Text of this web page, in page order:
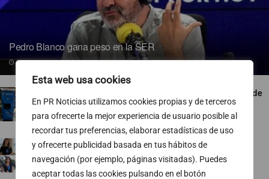
Esta web usa cookies
En PR Noticias utilizamos cookies propias y de terceros
para ofrecerte la mejor experiencia de usuario posible al
recordar tus preferencias, elaborar estadísticas de uso
y ofrecerte publicidad basada en tus hábitos de
navegación (por ejemplo, páginas visitadas). Puedes
aceptar todas las cookies pulsando en el botón
Pedro Blanco gana peso en la SER
09/08/2026
Endesa pone a disposición más de 300 puntos de
recarga abiertos al público
07/08/2026
TVE ejecuta un nuevo baile de corresponsales
07/08/2026